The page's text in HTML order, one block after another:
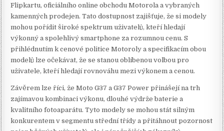
Flipkartu, oficiálního online obchodu Motorola a vybraných
kamenných prodejen. Tato dostupnost zajišťuje, že si modely
mohou pořídit široké spektrum uživatelů, kteří hledají
výkonný a spolehlivý smartphone za rozumnou cenu. S
přihlédnutím k cenové politice Motoroly a specifikacím obou
modelů lze očekávat, že se stanou oblíbenou volbou pro
uživatele, kteří hledají rovnováhu mezi výkonem a cenou.
Závěrem lze říci, že Moto G37 a G37 Power přinášejí na trh
zajímavou kombinaci výkonu, dlouhé výdrže baterie a
kvalitního fotoaparátu. Tyto modely se mohou stát silným
konkurentem v segmentu střední třídy a přitáhnout pozornost